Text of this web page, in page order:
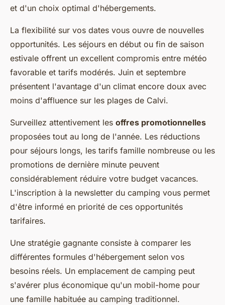
et d'un choix optimal d'hébergements.
La flexibilité sur vos dates vous ouvre de nouvelles
opportunités. Les séjours en début ou fin de saison
estivale offrent un excellent compromis entre météo
favorable et tarifs modérés. Juin et septembre
présentent l'avantage d'un climat encore doux avec
moins d'affluence sur les plages de Calvi.
Surveillez attentivement les offres promotionnelles
proposées tout au long de l'année. Les réductions
pour séjours longs, les tarifs famille nombreuse ou les
promotions de dernière minute peuvent
considérablement réduire votre budget vacances.
L'inscription à la newsletter du camping vous permet
d'être informé en priorité de ces opportunités
tarifaires.
Une stratégie gagnante consiste à comparer les
différentes formules d'hébergement selon vos
besoins réels. Un emplacement de camping peut
s'avérer plus économique qu'un mobil-home pour
une famille habituée au camping traditionnel.